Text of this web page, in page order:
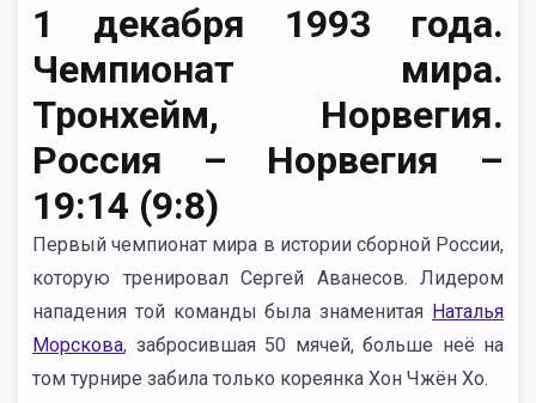
1 декабря 1993 года.
Чемпионат мира.
Тронхейм, Норвегия.
Россия – Норвегия –
19:14 (9:8)
Первый чемпионат мира в истории сборной России,
которую тренировал Сергей Аванесов. Лидером
нападения той команды была знаменитая Наталья
Морскова, забросившая 50 мячей, больше неё на
том турнире забила только кореянка Хон Чжён Хо.